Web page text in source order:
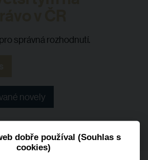
správná rozhodnutí.
novely
dobře používal (Souhlas s
cookies)